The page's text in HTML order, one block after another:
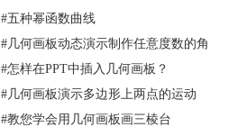
#五种幂函数曲线
#几何画板动态演示制作任意度数的角
#怎样在PPT中插入几何画板？
#几何画板演示多边形上两点的运动
#教您学会用几何画板画三棱台